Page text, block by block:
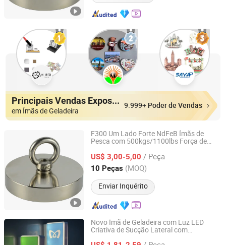
Principais Vendas Expositores
em Ímãs de Geladeira
9.999+ Poder de Vendas
F300 Um Lado Forte NdFeB Ímãs de
Pesca com 500kgs/1100lbs Força de
US$ 3,00-5,00 / Peça
10 Peças (MOQ)
Enviar Inquérito
Ningbo Ketai Magnetic Material Co., Ltd.
Zhejiang, China Desde 2020
Novo Ímã de Geladeira com Luz LED
Criativa de Sucção Lateral com
Dongguan Shengshi Tangchao Electronics Co., Ltd